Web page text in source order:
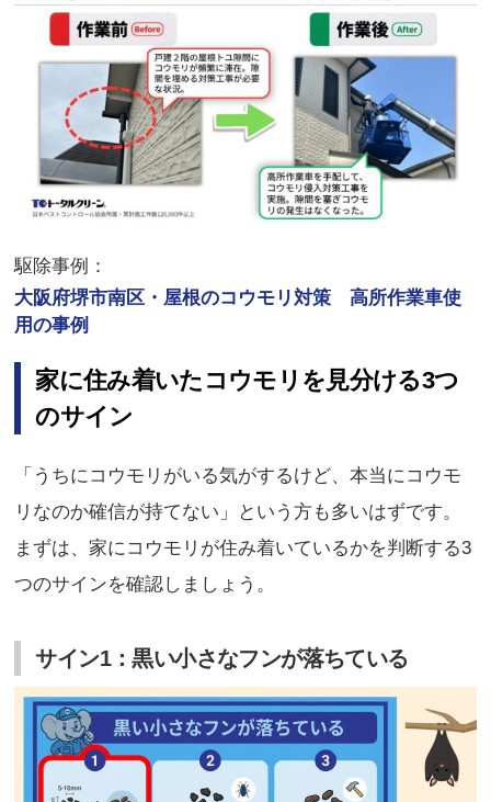
駆除事例：
大阪府堺市南区・屋根のコウモリ対策 高所作業車使
用の事例
家に住み着いたコウモリを見分ける3つ
のサイン
「うちにコウモリがいる気がするけど、本当にコウモ
リなのか確信が持てない」という方も多いはずです。
まずは、家にコウモリが住み着いているかを判断する3
つのサインを確認しましょう。
サイン1：黒い小さなフンが落ちている